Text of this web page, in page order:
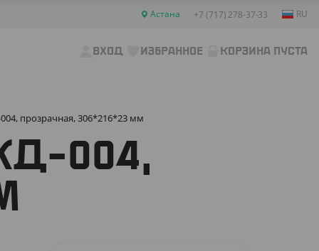
Астана +7 (717) 278-37-33 RU
ВХОД ИЗБРАННОЕ КОРЗИНА ПУСТА
прозрачная, 306*216*23 мм
004,